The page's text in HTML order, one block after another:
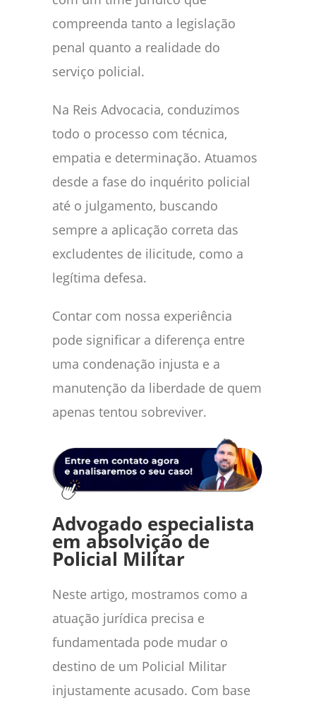
compreenda tanto a legislação
penal quanto a realidade do
serviço policial.
Na Reis Advocacia, conduzimos
todo o processo com técnica,
empatia e determinação. Atuamos
desde a fase do inquérito policial
até o julgamento, buscando
sempre a aplicação correta das
excludentes de ilicitude, como a
legítima defesa.
Contar com nossa experiência
pode significar a diferença entre
uma condenação injusta e a
manutenção da liberdade de quem
apenas tentou sobreviver.
Advogado especialista
em absolvição de
Policial Militar
Neste artigo, mostramos como a
atuação jurídica precisa e
fundamentada pode mudar o
destino de um Policial Militar
injustamente acusado. Com base